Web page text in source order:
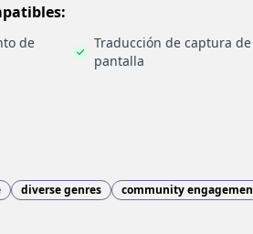
de
Traducción de captura de
pantalla
diverse genres
community